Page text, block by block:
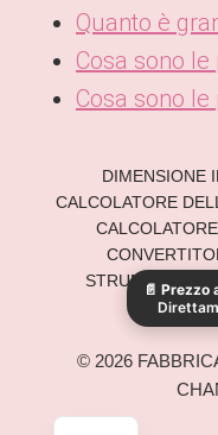
Quanto è
Cosa sono le
Cosa sono
DIMENSIONE
CALCOLATORE
STRUMENTO DI
© 2026
📄 Prezzo
JA
ES
DE
KO